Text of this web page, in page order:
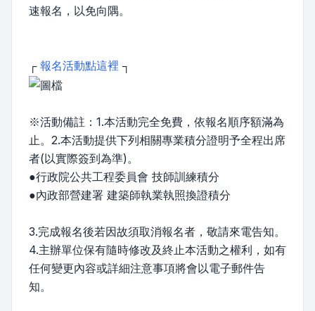
速報名，以免向隅。
┌ 報名活動點這裡 ┐
※活動備註：1.本活動完全免費，依報名順序額滿為
止。2.本活動提供下列相關專業積分證明予全程出席
者(以實際簽到為準)。
●行政院公共工程委員會 技師訓練積分
●內政部營建署 建築師執業執照換證積分
3.完成報名後若因故須取消報名者，敬請來電告知。
4.主辦單位保有隨時修改及終止本活動之權利，如有
任何變更內容或詳細注意事項將會以電子郵件告
知。